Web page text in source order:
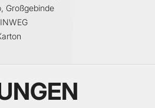
Großgebinde